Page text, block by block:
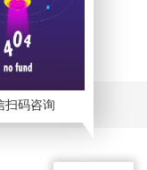
扫码咨询